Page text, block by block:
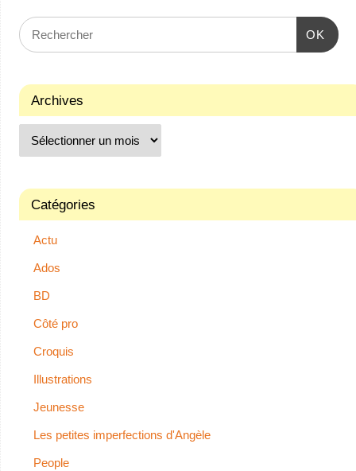
OK
Archives
Catégories
Actu
Ados
BD
Côté pro
Croquis
Illustrations
Jeunesse
Les petites imperfections d'Angèle
People